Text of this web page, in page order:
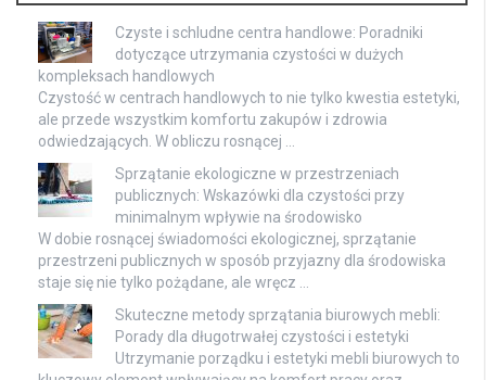
Czyste i schludne centra handlowe: Poradniki
dotyczące utrzymania czystości w dużych
kompleksach handlowych
Czystość w centrach handlowych to nie tylko kwestia estetyki,
ale przede wszystkim komfortu zakupów i zdrowia
odwiedzających. W obliczu rosnącej …
Sprzątanie ekologiczne w przestrzeniach
publicznych: Wskazówki dla czystości przy
minimalnym wpływie na środowisko
W dobie rosnącej świadomości ekologicznej, sprzątanie
przestrzeni publicznych w sposób przyjazny dla środowiska
staje się nie tylko pożądane, ale wręcz …
Skuteczne metody sprzątania biurowych mebli:
Porady dla długotrwałej czystości i estetyki
Utrzymanie porządku i estetyki mebli biurowych to